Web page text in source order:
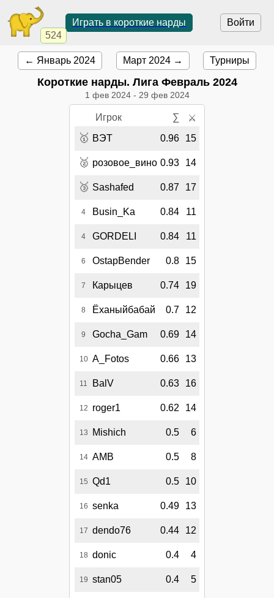
524
Войти
Играть в короткие нарды
← Январь 2024 Март 2024 → Турниры
Короткие нарды. Лига Февраль 2024
1 фев 2024- 29 фев 2024
Игрок ∑ ⚔
🥇 ВЭТ 0.96 15
🥈 розовое_вино 0.93 14
🥉 Sashafed 0.87 17
4 Busin_Ka 0.84 11
4 GORDELI 0.84 11
6 OstapBender 0.8 15
7 Карыцев 0.74 19
8 Ёханыйбабай 0.7 12
9 Gocha_Gam 0.69 14
10 A_Fotos 0.66 13
11 BalV 0.63 16
12 roger1 0.62 14
13 Mishich 0.5 6
14 AMB 0.5 8
15 Qd1 0.5 10
16 senka 0.49 13
17 dendo76 0.44 12
18 donic 0.4 4
19 stan05 0.4 5